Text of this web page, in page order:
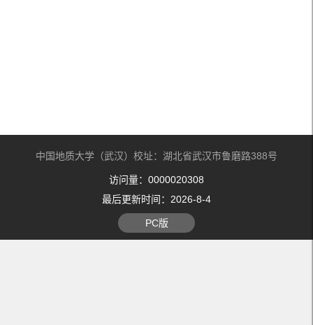
中国地质大学（武汉）校址：湖北省武汉市鲁磨路388号
访问量： 0000020308
最后更新时间： 2026-8-4
PC版